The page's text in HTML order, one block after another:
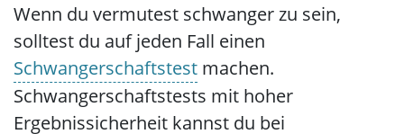
Wenn du vermutest schwanger zu sein,
solltest du auf jeden Fall einen
Schwangerschaftstest machen.
Schwangerschaftstests mit hoher
Ergebnissicherheit kannst du bei